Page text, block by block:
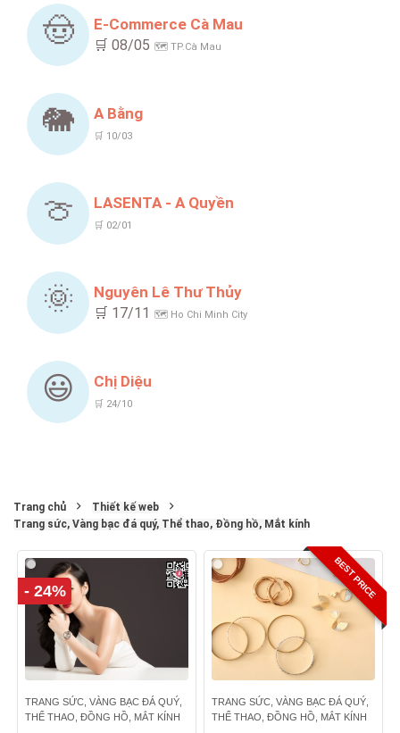
🤠 E-Commerce Cà Mau
🛒 08/05 🗺️ TP.Cà Mau
🐘 A Bằng
🛒 10/03
🍈 LASENTA - A Quyền
🛒 02/01
🌞 Nguyên Lê Thư Thủy
🛒 17/11 🗺️ Ho Chi Minh City
😃 Chị Diệu
🛒 24/10
Trang chủ
Thiết kế web
Trang sức, Vàng bạc đá quý, Thể thao, Đồng hồ, Mắt kính
- 24%
TRANG SỨC, VÀNG BẠC ĐÁ QUÝ,
THỂ THAO, ĐỒNG HỒ, MẮT KÍNH
BEST PRICE
TRANG SỨC, VÀNG BẠC ĐÁ QUÝ,
THỂ THAO, ĐỒNG HỒ, MẮT KÍNH